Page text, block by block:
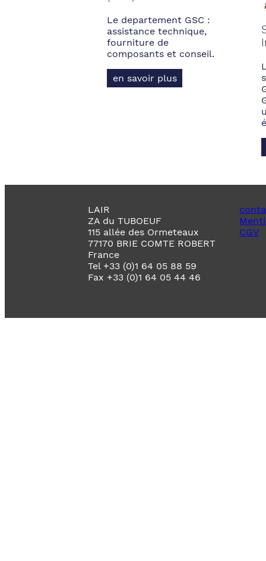
Le departement GSC :
assistance technique,
fourniture de
composants et conseil.
en savoir plus
LAIR
ZA du TUBOEUF
115 allée des Ormeteaux
77170 BRIE COMTE ROBERT
France
Tel +33 (0)1 64 05 88 59
Fax +33 (0)1 64 05 44 46
CGV